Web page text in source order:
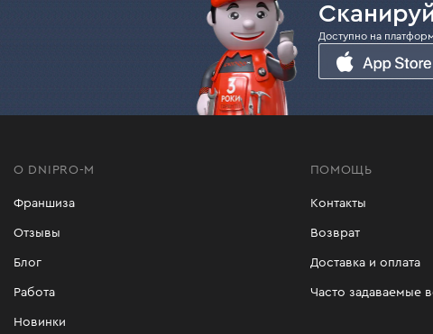
Доступно на
О DNIPRO-M
Франшиза
Отзывы
Блог
Работа
Новинки
ПОМОЩЬ
Контакты
Возврат
Доставка и оплата
Часто задаваемые